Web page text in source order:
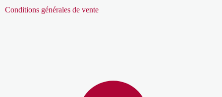
Conditions générales de vente